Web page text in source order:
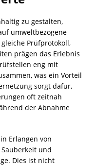
zu gestalten,
umweltbezogene
Prüfprotokoll,
prägen das Erlebnis
eng mit
was ein Vorteil
sorgt dafür,
oft zeitnah
der Abnahme
Erlangen von
und
Dies ist nicht